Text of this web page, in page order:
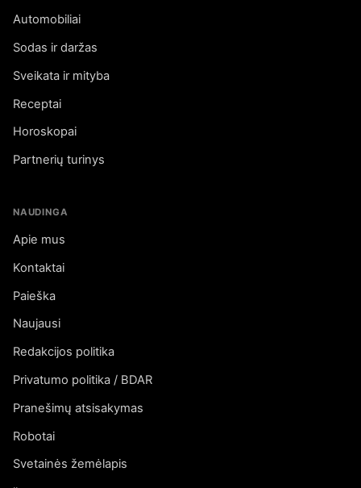
Automobiliai
Sodas ir daržas
Sveikata ir mityba
Receptai
Horoskopai
Partnerių turinys
NAUDINGA
Apie mus
Kontaktai
Paieška
Naujausi
Redakcijos politika
Privatumo politika / BDAR
Pranešimų atsisakymas
Robotai
Svetainės žemėlapis